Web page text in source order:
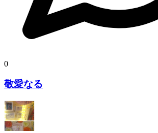
0
敬愛なる